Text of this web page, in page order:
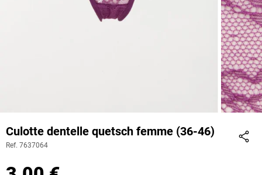
Culotte dentelle quetsch femme (36-46)
Ref. 7637064